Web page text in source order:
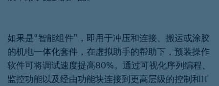
如果是“智能组件”，即用于冲压和连接、搬运或涂胶
的机电一体化套件，在虚拟助手的帮助下，预装操作
软件可将调试速度提高80%。通过可视化序列编程、
监控功能以及经由功能块连接到更高层级的控制和IT